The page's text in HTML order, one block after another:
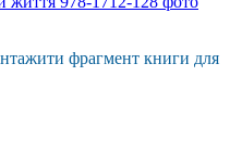
фрагмент книги для